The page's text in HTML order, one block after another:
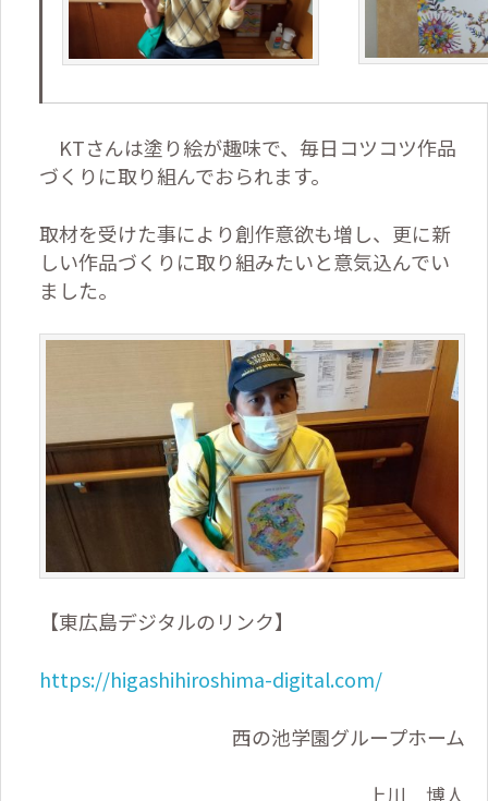
KTさんは塗り絵が趣味で、毎日コツコツ作品
づくりに取り組んでおられます。
取材を受けた事により創作意欲も増し、更に新
しい作品づくりに取り組みたいと意気込んでい
ました。
【東広島デジタルのリンク】
https://higashihiroshima-digital.com/
西の池学園グループホーム
上川 博人